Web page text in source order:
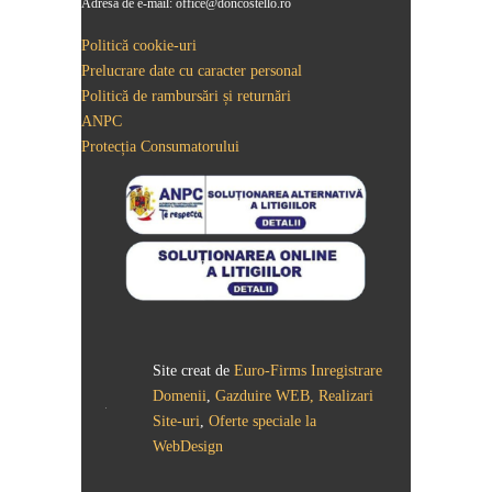
Adresă de e-mail: office@doncostello.ro
Politică cookie-uri
Prelucrare date cu caracter personal
Politică de rambursări și returnări
ANPC
Protecția Consumatorului
Site creat de Euro-Firms Inregistrare
Domenii Gazduire WEB, Realizari
Site-uri Oferte speciale la
WebDesign